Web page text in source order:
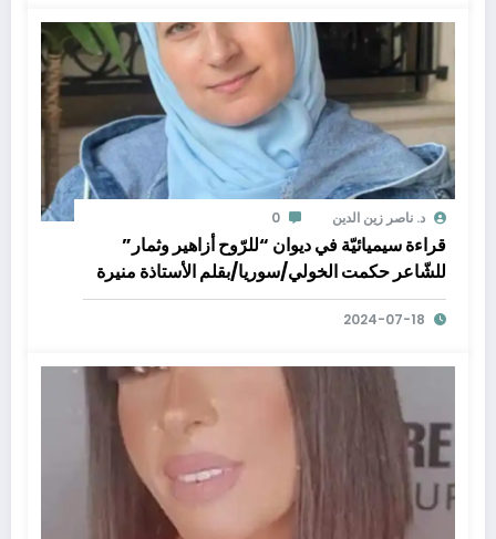
د. ناصر زين الدين 0
قراءة سيميائيّة في ديوان “للرّوح أزاهير وثمار”
للشّاعر حكمت الخولي/سوريا/بقلم الأستاذة منيرة
جهاد الحجّار/ لبنان
2024-07-18